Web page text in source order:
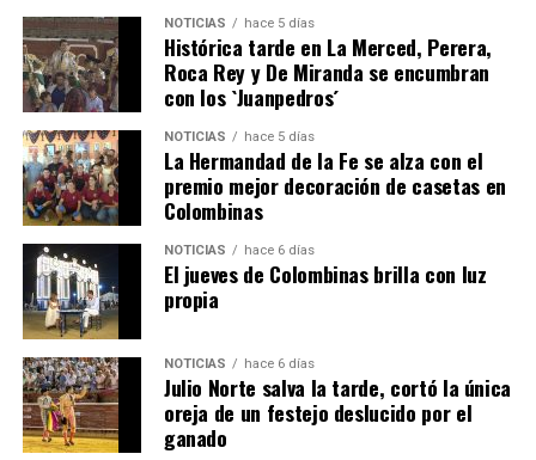
QUINTA CORRIDA DE LAS FIESTAS COLOMBINAS
2026
hace 3 días· Huelvatv
NOTICIAS hace 5 días
Histórica tarde en La Merced, Perera,
Roca Rey y De Miranda se encumbran
con los `Juanpedros´
NOTICIAS hace 5 días
La Hermandad de la Fe se alza con el
premio mejor decoración de casetas en
Colombinas
NOTICIAS hace 6 días
El jueves de Colombinas brilla con luz
propia
NOTICIAS hace 6 días
Julio Norte salva la tarde, cortó la única
oreja de un festejo deslucido por el
ganado